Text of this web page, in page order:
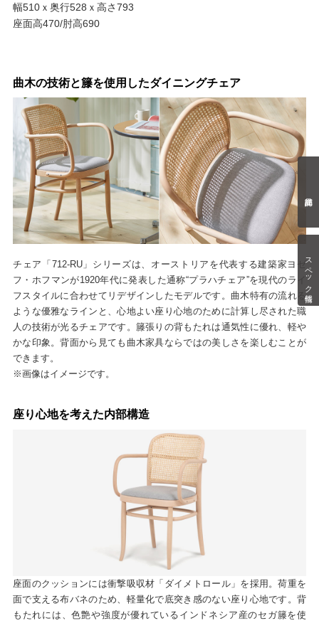
スペック情報
幅510ｘ奥行528ｘ高さ793
座面高470/肘高690
曲木の技術と籐を使用したダイニングチェア
チェア「712-RU」シリーズは、オーストリアを代表する建築家ヨゼ
フ・ホフマンが1920年代に発表した通称“プラハチェア”を現代のライ
フスタイルに合わせてリデザインしたモデルです。曲木特有の流れる
ような優雅なラインと、心地よい座り心地のために計算し尽された職
人の技術が光るチェアです。籐張りの背もたれは通気性に優れ、軽や
かな印象。背面から見ても曲木家具ならではの美しさを楽しむことが
できます。
※画像はイメージです。
座り心地を考えた内部構造
座面のクッションには衝撃吸収材「ダイメトロール」を採用。荷重を
面で支える布バネのため、軽量化で底突き感のない座り心地です。背
もたれには、色艶や強度が優れているインドネシア産のセガ籐を使